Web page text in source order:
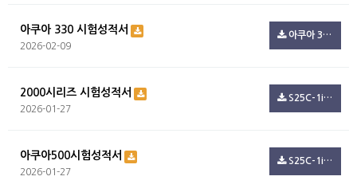
아쿠아 330 시험성적서
2026-02-09
아쿠아 330 시험성적서.pdf(99.4K)
2000시리즈 시험성적서
2026-01-27
S25C-1i26012709220.pdf(347.3K)
아쿠아500시험성적서
2026-01-27
S25C-1i26012709150.pdf(54.5K)